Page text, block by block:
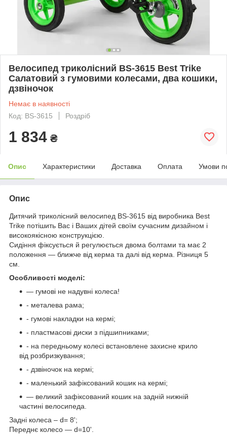
Велосипед триколісний BS-3615 Best Trike
Салатовий з гумовими колесами, два кошики,
дзвіночок
Немає в наявності
Код: BS-3615
Роздріб
1 834 ₴
Опис Характеристики Доставка Оплата Умови
Опис
Дитячий триколісний велосипед BS-3615 від виробника Best
Trike потішить Вас і Ваших дітей своїм сучасним дизайном і
високоякісною конструкцією.
Сидіння фіксується й регулюється двома болтами та має 2
положення — ближче від керма та далі від керма. Різниця 5
см.
Особливості моделі:
— гумові не надувні колеса!
- металева рама;
- гумові накладки на кермі;
- пластмасові диски з підшипниками;
- на передньому колесі встановлене захисне крило
від розбризкування;
- дзвіночок на кермі;
- маленький зафіксований кошик на кермі;
— великий зафіксований кошик на задній нижній
частині велосипеда.
Задні колеса – d= 8';
Переднє колесо — d=10'.